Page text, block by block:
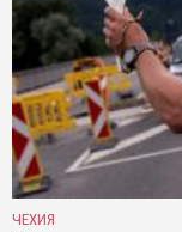
ЧЕХИЯ